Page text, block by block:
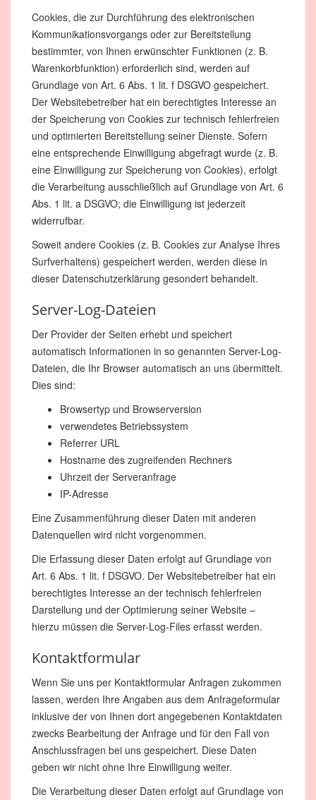
Cookies, die zur Durchführung des elektronischen
Kommunikationsvorgangs oder zur Bereitstellung
bestimmter, von Ihnen erwünschter Funktionen (z. B.
Warenkorbfunktion) erforderlich sind, werden auf
Grundlage von Art. 6 Abs. 1 lit. f DSGVO gespeichert.
Der Websitebetreiber hat ein berechtigtes Interesse an
der Speicherung von Cookies zur technisch fehlerfreien
und optimierten Bereitstellung seiner Dienste. Sofern
eine entsprechende Einwilligung abgefragt wurde (z. B.
eine Einwilligung zur Speicherung von Cookies), erfolgt
die Verarbeitung ausschließlich auf Grundlage von Art. 6
Abs. 1 lit. a DSGVO; die Einwilligung ist jederzeit
widerrufbar.
Soweit andere Cookies (z. B. Cookies zur Analyse Ihres
Surfverhaltens) gespeichert werden, werden diese in
dieser Datenschutzerklärung gesondert behandelt.
Server-Log-Dateien
Der Provider der Seiten erhebt und speichert
automatisch Informationen in so genannten Server-Log-
Dateien, die Ihr Browser automatisch an uns übermittelt.
Dies sind:
Browsertyp und Browserversion
verwendetes Betriebssystem
Referrer URL
Hostname des zugreifenden Rechners
Uhrzeit der Serveranfrage
IP-Adresse
Eine Zusammenführung dieser Daten mit anderen
Datenquellen wird nicht vorgenommen.
Die Erfassung dieser Daten erfolgt auf Grundlage von
Art. 6 Abs. 1 lit. f DSGVO. Der Websitebetreiber hat ein
berechtigtes Interesse an der technisch fehlerfreien
Darstellung und der Optimierung seiner Website –
hierzu müssen die Server-Log-Files erfasst werden.
Kontaktformular
Wenn Sie uns per Kontaktformular Anfragen zukommen
lassen, werden Ihre Angaben aus dem Anfrageformular
inklusive der von Ihnen dort angegebenen Kontaktdaten
zwecks Bearbeitung der Anfrage und für den Fall von
Anschlussfragen bei uns gespeichert. Diese Daten
geben wir nicht ohne Ihre Einwilligung weiter.
Die Verarbeitung dieser Daten erfolgt auf Grundlage von